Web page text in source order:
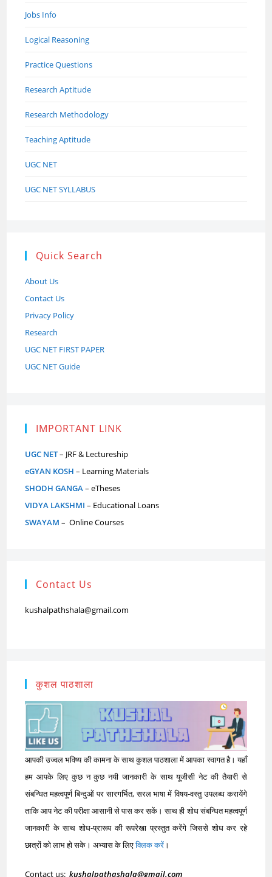
Jobs Info
Logical Reasoning
Practice Questions
Research Aptitude
Research Methodology
Teaching Aptitude
UGC NET
UGC NET SYLLABUS
Quick Search
About Us
Contact Us
Privacy Policy
Research
UGC NET FIRST PAPER
UGC NET Guide
IMPORTANT LINK
UGC NET– JRF & Lectureship
eGYAN KOSH – Learning Materials
SHODH GANGA– eTheses
VIDYA LAKSHMI – Educational Loans
SWAYAM – Online Courses
Contact Us
kushalpathshala@gmail.com
कुशल पाठशाला
आपकी उज्वल भविष्य की कामना के साथ कुशल पाठशाला में आपका स्वागत है। यहाँ
हम आपके लिए कुछ न कुछ नयी जानकारी के साथ यूजीसी नेट की तैयारी से
संबन्धित महत्वपूर्ण बिन्दुओं पर सारगर्भित, सरल भाषा में विषय-वस्तु उपलब्ध करायेंगे
ताकि आप नेट की परीक्षा आसानी से पास कर सकें। साथ ही शोध संबन्धित महत्वपूर्ण
जानकारी के साथ शोध-प्रारूप की रूपरेखा प्रस्तुत करेंगे जिससे शोध कर रहे
छात्रों को लाभ हो सके। अभ्यास के लिएक्लिक करें ।
Contact us:kushalpathashala@gmail.com